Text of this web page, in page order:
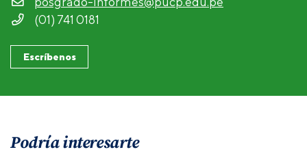
(01) 741 0181
Escríbenos
Podría interesarte